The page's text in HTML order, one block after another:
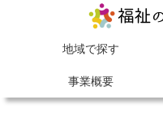
地域で探す
事業概要